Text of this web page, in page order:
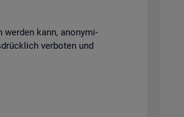
wer­den kann, an­ony­mi­
ver­bo­ten und